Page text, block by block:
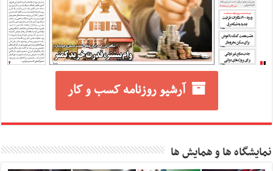
آرشیو روزنامه کسب و کار
نمایشگاه ها و همایش ها